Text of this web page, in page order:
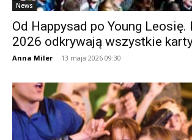
News
Od Happysad po Young Leosię.
2026 odkrywają wszystkie
Anna Miler - 13 maja 2026 09:30